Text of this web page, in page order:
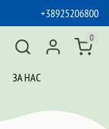
+38925206800
ЗА НАС
0